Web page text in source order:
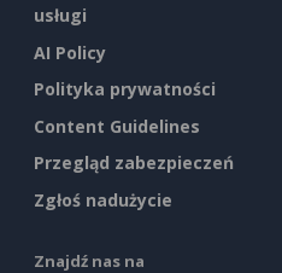
usługi
AI Policy
Polityka prywatności
Content Guidelines
Przegląd zabezpieczeń
Zgłoś nadużycie
Znajdź nas na